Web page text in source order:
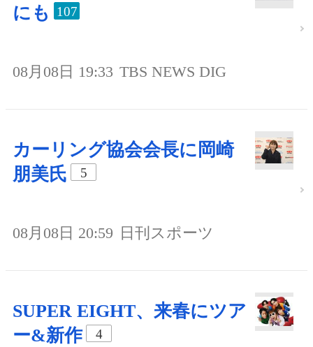
にも
107
08月08日 19:33 TBS NEWS DIG
カーリング協会会長に岡崎
朋美氏
5
08月08日 20:59 日刊スポーツ
SUPER EIGHT、来春にツア
ー&新作
4